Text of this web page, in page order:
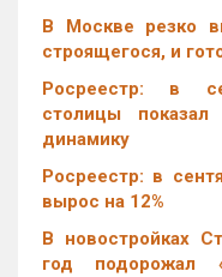
В Москве резко
строящегося, и
Росреестр: в
столицы показал
динамику
Росреестр: в
вырос на 12%
В новостройках
год подорожал